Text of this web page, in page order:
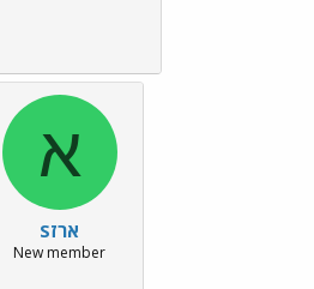
א
ארזS
New member